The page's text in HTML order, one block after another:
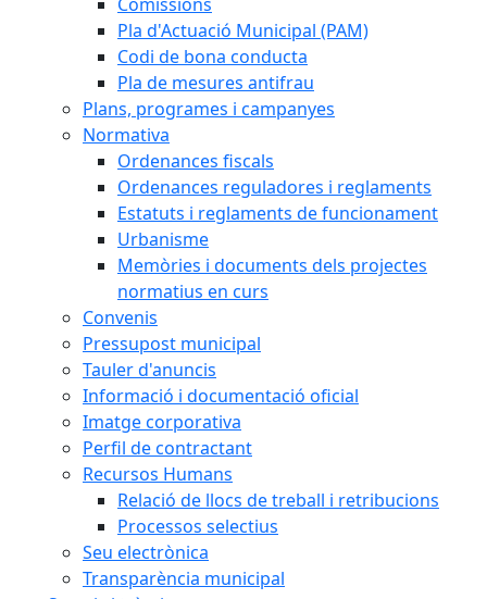
Pla d'Actuació Municipal (PAM)
Codi de bona conducta
Pla de mesures antifrau
Plans, programes i campanyes
Normativa
Ordenances fiscals
Ordenances reguladores i reglaments
Estatuts i reglaments de funcionament
Urbanisme
Memòries i documents dels projectes
normatius en curs
Convenis
Pressupost municipal
Tauler d'anuncis
Informació i documentació oficial
Imatge corporativa
Perfil de contractant
Recursos Humans
Relació de llocs de treball i retribucions
Processos selectius
Seu electrònica
Transparència municipal